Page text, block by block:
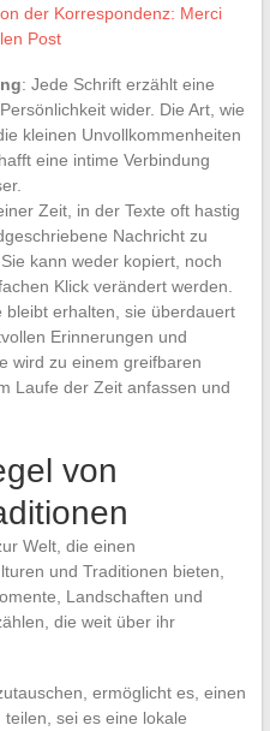
der Korrespondenz: Merci
Post
: Jede Schrift erzählt eine
wider. Die Art, wie
kleinen Unvollkommenheiten
eine intime Verbindung
Zeit, in der Texte oft hastig
Nachricht zu
kann weder kopiert, noch
Klick verändert werden.
bleibt erhalten, sie überdauert
Erinnerungen und
wird zu einem greifbaren
Laufe der Zeit anfassen und
von
Welt, die einen
und Traditionen bieten,
Landschaften und
die weit über ihr
ermöglicht es, einen
sei es eine lokale